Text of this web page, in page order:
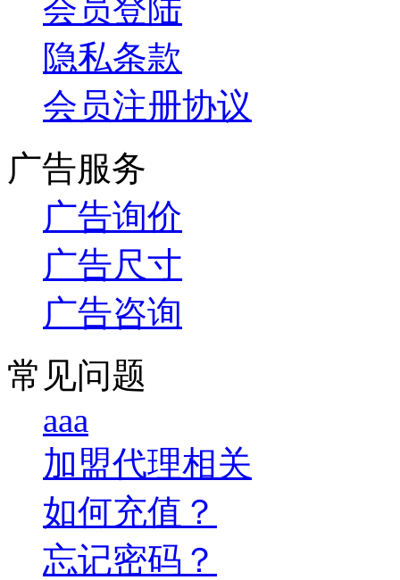
会员登陆
隐私条款
会员注册协议
广告服务
广告询价
广告尺寸
广告咨询
常见问题
aaa
加盟代理相关
如何充值？
忘记密码？